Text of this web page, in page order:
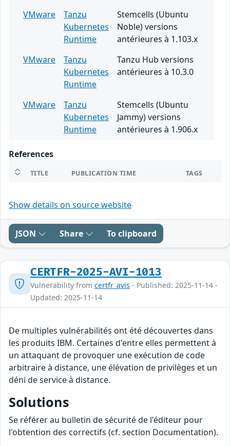
VMware
Tanzu
Kubernetes
Runtime
Stemcells (Ubuntu
Noble) versions
antérieures à 1.103.x
VMware
Tanzu
Kubernetes
Runtime
Tanzu Hub versions
antérieures à 10.3.0
VMware
Tanzu
Kubernetes
Runtime
Stemcells (Ubuntu
Jammy) versions
antérieures à 1.906.x
References
TITLE PUBLICATION TIME TAGS
Show details on source website
JSON Share To clipboard
CERTFR-2025-AVI-1013
Vulnerability from certfr_avis - Published: 2025-11-14 -
Updated: 2025-11-14
De multiples vulnérabilités ont été découvertes dans
les produits IBM. Certaines d'entre elles permettent à
un attaquant de provoquer une exécution de code
arbitraire à distance, une élévation de privilèges et un
déni de service à distance.
Solutions
Se référer au bulletin de sécurité de l'éditeur pour
l'obtention des correctifs (cf. section Documentation).